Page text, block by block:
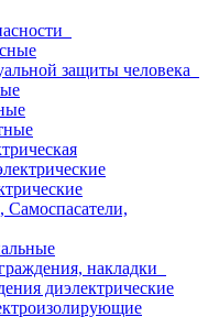
защиты человека
Самоспасатели,
накладки
диэлектрические